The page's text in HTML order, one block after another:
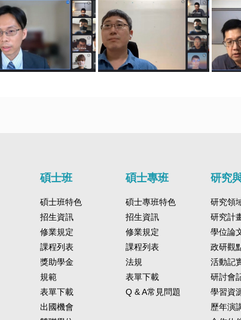
碩士班
碩士班特色
招生資訊
修業規定
課程列表
獎助學金
規範
表單下載
出國機會
碩士專班
碩士專班特色
招生資訊
修業規定
課程列表
法規
表單下載
Q & A常見問題
研究
研究領
研究計
學位論
政研觀
活動記
研討會
學習資
歷年演